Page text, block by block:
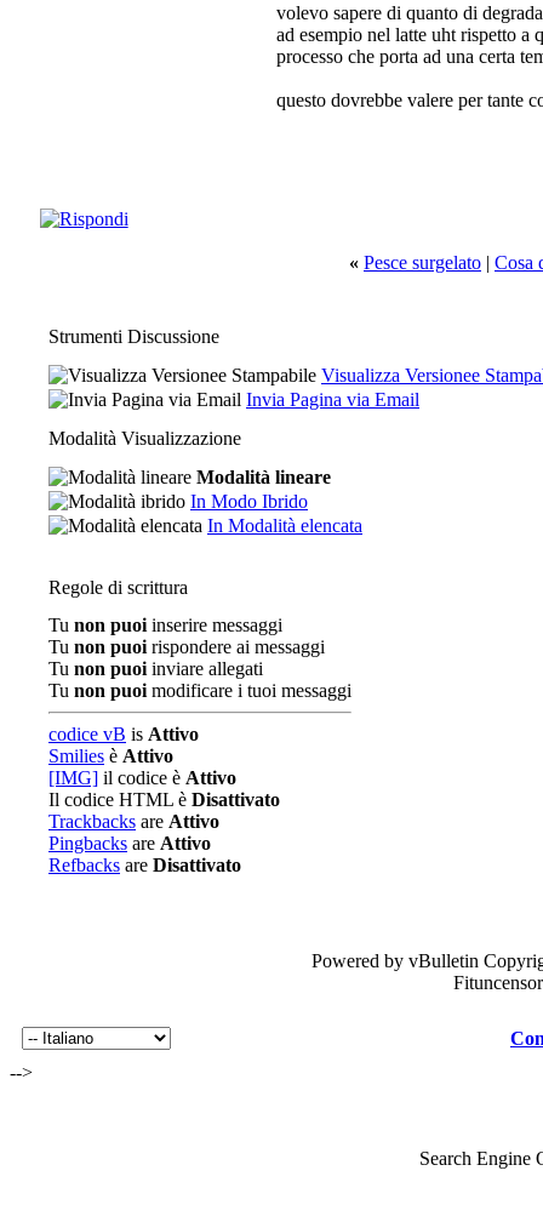
volevo sapere di quanto di
ad esempio nel latte uht rispetto a
processo che porta ad una certa
questo dovrebbe valere per tante
« Pesce surgelato | Cosa
Strumenti Discussione
Visualizza Versionee
Invia Pagina via Email
Modalità Visualizzazione
Modalità lineare
In Modo Ibrido
In Modalità elencata
Regole di scrittura
Tu non puoi inserire messaggi
Tu non puoi rispondere ai messaggi
Tu non puoi inviare allegati
Tu non puoi modificare i tuoi messaggi
codice vB is Attivo
Smilies è Attivo
[IMG] il codice è Attivo
Il codice HTML è Disattivato
Trackbacks are Attivo
Pingbacks are Attivo
Refbacks are Disattivato
Powered by vBulletin
-->
Search Engine